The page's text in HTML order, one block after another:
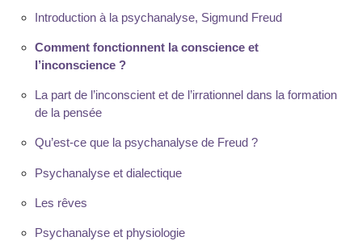
Introduction à la psychanalyse, Sigmund Freud
Comment fonctionnent la conscience et
l’inconscience ?
La part de l’inconscient et de l’irrationnel dans la formation
de la pensée
Qu’est-ce que la psychanalyse de Freud ?
Psychanalyse et dialectique
Les rêves
Psychanalyse et physiologie